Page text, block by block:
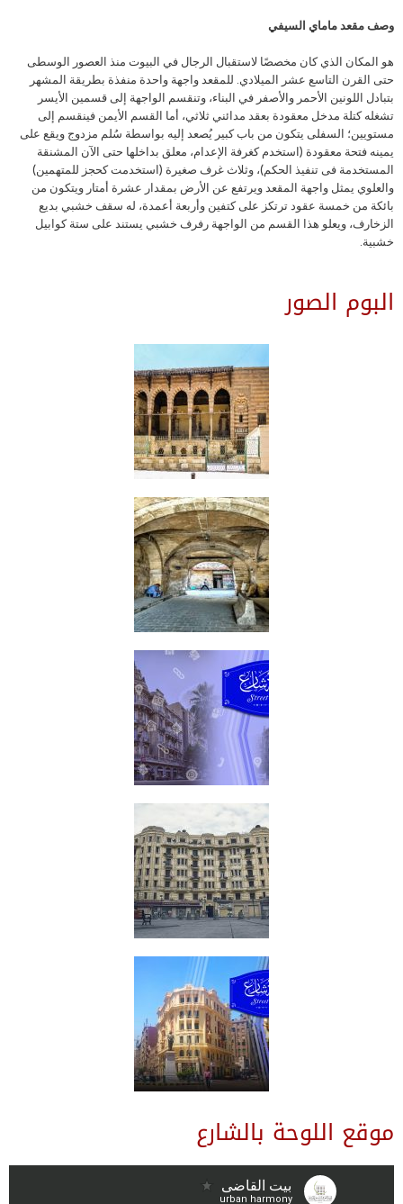
وصف مقعد ماماي السيفي
هو المكان الذي كان مخصصًا لاستقبال الرجال في البيوت منذ العصور الوسطى
حتى القرن التاسع عشر الميلادي. للمقعد واجهة واحدة منفذة بطريقة المشهر
بتبادل اللونين الأحمر والأصفر في البناء، وتنقسم الواجهة إلى قسمين الأيسر
تشغله كتلة مدخل معقودة بعقد مدائني ثلاثي، أما القسم الأيمن فينقسم إلى
مستويين؛ السفلى يتكون من باب كبير يُصعد إليه بواسطة سُلم مزدوج ويقع على
يمينه فتحة معقودة (استخدم كغرفة الإعدام، معلق بداخلها حتى الآن المشنقة
المستخدمة فى تنفيذ الحكم)، وثلاث غرف صغيرة (استخدمت كحجز للمتهمين)
والعلوي يمثل واجهة المقعد ويرتفع عن الأرض بمقدار عشرة أمتار ويتكون من
بائكة من خمسة عقود ترتكز على كتفين وأربعة أعمدة، له سقف خشبي بديع
الزخارف، ويعلو هذا القسم من الواجهة رفرف خشبي يستند على ستة كوابيل
خشبية.
البوم الصور
موقع اللوحة بالشارع